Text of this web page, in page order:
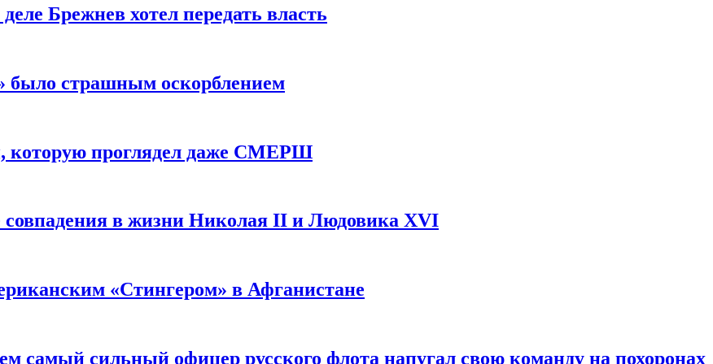
Брежнев хотел передать власть
было страшным оскорблением
которую проглядел даже СМЕРШ
в жизни Николая II и Людовика XVI
«Стингером» в Афганистане
самый сильный офицер русского флота напугал свою команду на похоронах